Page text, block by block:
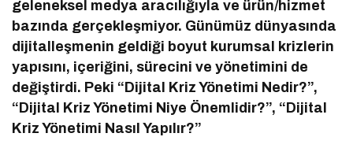
geleneksel medya aracılığıyla ve ürün/hizmet
bazında gerçekleşmiyor. Günümüz dünyasında
dijitalleşmenin geldiği boyut kurumsal krizlerin
yapısını, içeriğini, sürecini ve yönetimini de
değiştirdi. Peki “Dijital Kriz Yönetimi Nedir?”,
“Dijital Kriz Yönetimi Niye Önemlidir?”, “Dijital
Kriz Yönetimi Nasıl Yapılır?”